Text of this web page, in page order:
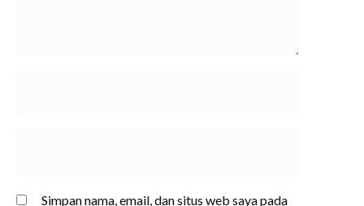
Simpan nama, email, dan situs web saya pada